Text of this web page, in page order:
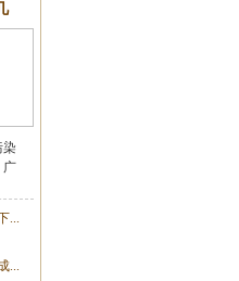
染
广
...
...